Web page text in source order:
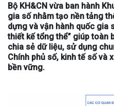
Bộ KH&CN vừa ban hành
gia số nhằm tạo nền tảng
dựng và vận hành quốc gia
thiết kế tổng thể” giúp toàn
chia sẻ dữ liệu, sử dụng
Chính phủ số, kinh tế số và
bền vững.